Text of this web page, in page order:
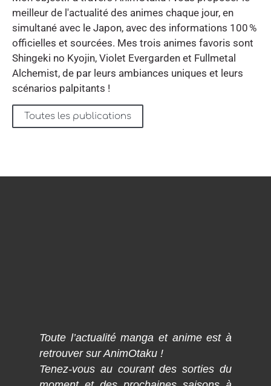
meilleur de l'actualité des animes chaque jour, en
simultané avec le Japon, avec des informations 100 %
officielles et sourcées. Mes trois animes favoris sont
Shingeki no Kyojin, Violet Evergarden et Fullmetal
Alchemist, de par leurs ambiances uniques et leurs
scénarios palpitants !
Toutes les publications
Toute l’actualité manga et anime est à
retrouver sur AnimOtaku !
Tenez-vous au courant des sorties du